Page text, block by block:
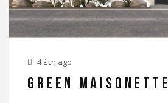
4 έτη ago
GREEN MAISONETTE